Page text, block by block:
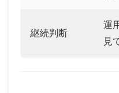
継続判断
運
見